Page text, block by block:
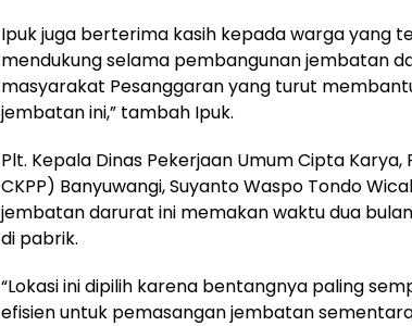
Ipuk juga berterima kasih kepada warga yang
mendukung selama pembangunan jembatan
masyarakat Pesanggaran yang turut
jembatan ini,” tambah Ipuk.
Plt. Kepala Dinas Pekerjaan Umum Cipta
CKPP) Banyuwangi, Suyanto Waspo Tondo
jembatan darurat ini memakan waktu dua
di pabrik.
“Lokasi ini dipilih karena bentangnya paling
efisien untuk pemasangan jembatan